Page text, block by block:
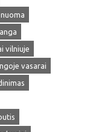
vilniuje
vasarai